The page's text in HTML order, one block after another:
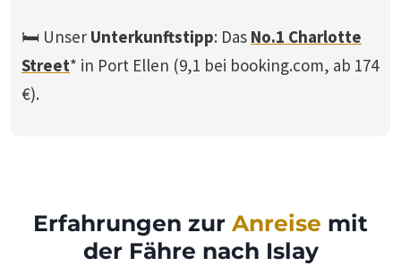
🛏️ Unser Unterkunftstipp: Das No.1 Charlotte
Street* in Port Ellen (9,1 bei booking.com, ab 174
€).
Erfahrungen zur Anreise mit
der Fähre nach Islay